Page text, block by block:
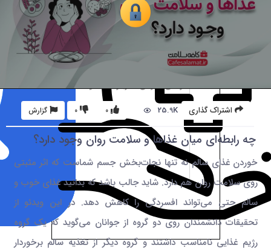
اشتراک گذاری 25.9K گزارش 0 0
چه رابطه‌ای میان غذاها و سلامت روان وجود دارد؟
خوردن غذای سالم نه تنها نجات‌بخش جسم شماست که اثر مثبتی
روی سلامت روان هم دارد. شاید جالب باشد که بدانید غذای خوب و
سالم حتی می‌تواند افسردگی را کاهش دهد. در این ویدئو از
تحقیقات دانشمندان روی دو گروه از جوانان می‌گوید که یک گروه
رژیم غذایی نامناسب داشتند و گروه دیگر از تغذیه سالم برخوردار